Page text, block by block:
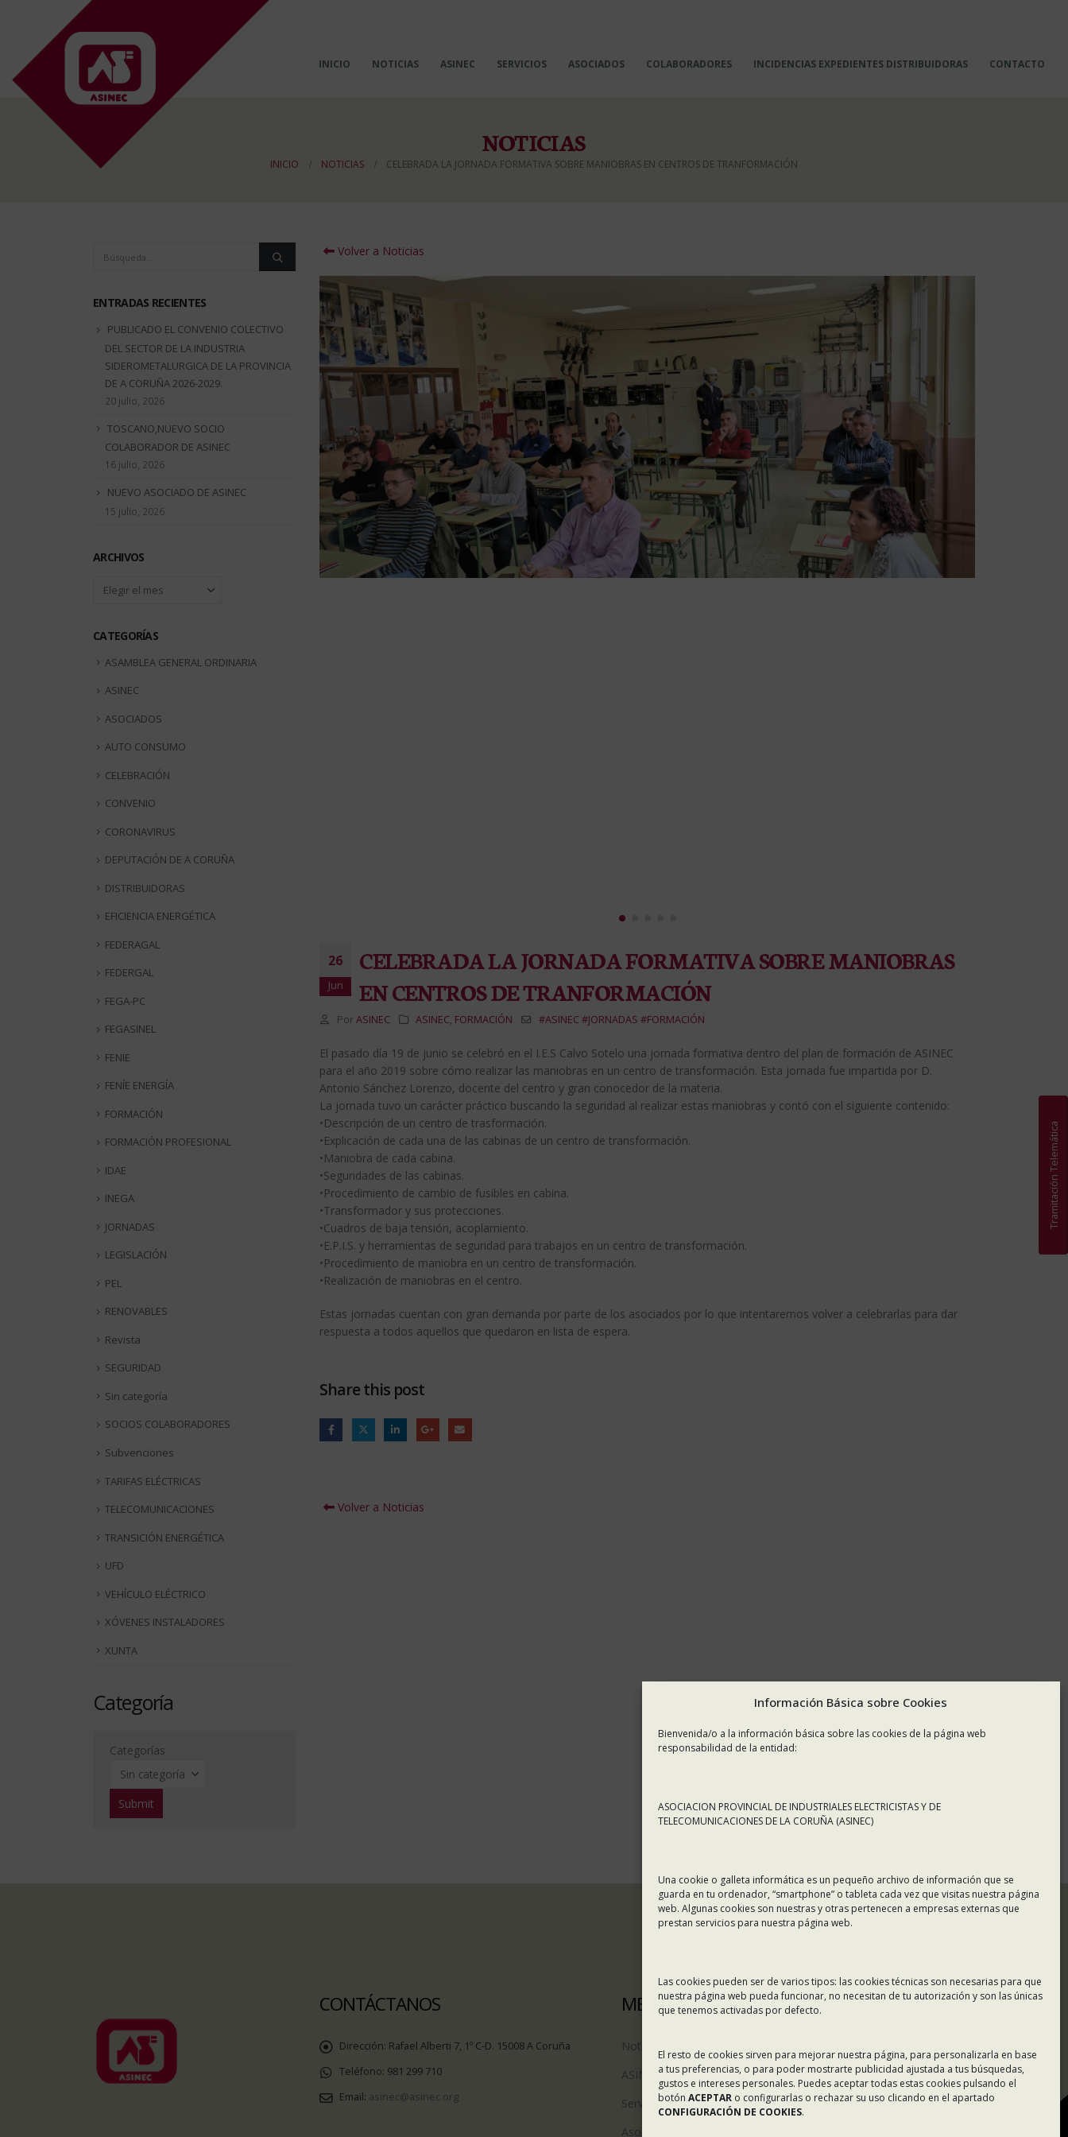
Información Básica sobre Cookies
Bienvenida/o a la información básica sobre las cookies de la página web
responsabilidad de la entidad:
ASOCIACION PROVINCIAL DE INDUSTRIALES ELECTRICISTAS Y DE
TELECOMUNICACIONES DE LA CORUÑA (ASINEC)
Una cookie o galleta informática es un pequeño archivo de información que se
guarda en tu ordenador, “smartphone” o tableta cada vez que visitas nuestra página
web. Algunas cookies son nuestras y otras pertenecen a empresas externas que
prestan servicios para nuestra página web.
Las cookies pueden ser de varios tipos: las cookies técnicas son necesarias para que
nuestra página web pueda funcionar, no necesitan de tu autorización y son las únicas
que tenemos activadas por defecto.
El resto de cookies sirven para mejorar nuestra página, para personalizarla en base
a tus preferencias, o para poder mostrarte publicidad ajustada a tus búsquedas,
gustos e intereses personales. Puedes aceptar todas estas cookies pulsando el
botón ACEPTAR o configurarlas o rechazar su uso clicando en el apartado
CONFIGURACIÓN DE COOKIES.
INICIO NOTICIAS ASINEC SERVICIOS ASOCIADOS COLABORADORES INCIDENCIAS EXPEDIENTES DISTRIBUIDORAS CONTACTO
NOTICIAS
INICIO NOTICIAS CELEBRADA LA JORNADA FORMATIVA SOBRE MANIOBRAS EN CENTROS DE TRANFORMACIÓN
Volver a Noticias
26
Jun
CELEBRADA LA JORNADA FORMATIVA SOBRE MANIOBRAS
EN CENTROS DE TRANFORMACIÓN
Por ASINEC ASINEC, FORMACIÓN #ASINEC #JORNADAS #FORMACIÓN
El pasado día 19 de junio se celebró en el I.E.S Calvo Sotelo una jornada formativa dentro del plan de formación de ASINEC
para el año 2019 sobre cómo realizar las maniobras en un centro de transformación. Esta jornada fue impartida por D.
Antonio Sánchez Lorenzo, docente del centro y gran conocedor de la materia.
La jornada tuvo un carácter práctico buscando la seguridad al realizar estas maniobras y contó con el siguiente contenido:
•Descripción de un centro de trasformación.
•Explicación de cada una de las cabinas de un centro de transformación.
•Maniobra de cada cabina.
•Seguridades de las cabinas.
•Procedimiento de cambio de fusibles en cabina.
•Transformador y sus protecciones.
•Cuadros de baja tensión, acoplamiento.
•E.P.I.S. y herramientas de seguridad para trabajos en un centro de transformación.
•Procedimiento de maniobra en un centro de transformación.
•Realización de maniobras en el centro.
Estas jornadas cuentan con gran demanda por parte de los asociados por lo que intentaremos volver a celebrarlas para dar
respuesta a todos aquellos que quedaron en lista de espera.
Share this post
Volver a Noticias
ENTRADAS RECIENTES
PUBLICADO EL CONVENIO COLECTIVO
DEL SECTOR DE LA INDUSTRIA
SIDEROMETALURGICA DE LA PROVINCIA
DE A CORUÑA 2026-2029.
20 julio, 2026
TOSCANO,NUEVO SOCIO
COLABORADOR DE ASINEC
16 julio, 2026
NUEVO ASOCIADO DE ASINEC
15 julio, 2026
ARCHIVOS
Archivos
CATEGORÍAS
ASAMBLEA GENERAL ORDINARIA
ASINEC
ASOCIADOS
AUTO CONSUMO
CELEBRACIÓN
CONVENIO
CORONAVIRUS
DEPUTACIÓN DE A CORUÑA
DISTRIBUIDORAS
EFICIENCIA ENERGÉTICA
FEDERAGAL
FEDERGAL
FEGA-PC
FEGASINEL
FENIE
FENÍE ENERGÍA
FORMACIÓN
FORMACIÓN PROFESIONAL
IDAE
INEGA
JORNADAS
LEGISLACIÓN
PEL
RENOVABLES
Revista
SEGURIDAD
Sin categoría
SOCIOS COLABORADORES
Subvenciones
TARIFAS ELÉCTRICAS
TELECOMUNICACIONES
TRANSICIÓN ENERGÉTICA
UFD
VEHÍCULO ELÉCTRICO
XÓVENES INSTALADORES
XUNTA
Categoría
Categorías
CONTÁCTANOS
Dirección: Rafael Alberti 7, 1º C-D. 15008 A Coruña
Teléfono: 981 299 710
Email: asinec@asinec.org
MENÚ
Noticias
ASINEC
Servicios
Asociados
Colaboradores
Incidencias en Expediente
Tramitación Telemática